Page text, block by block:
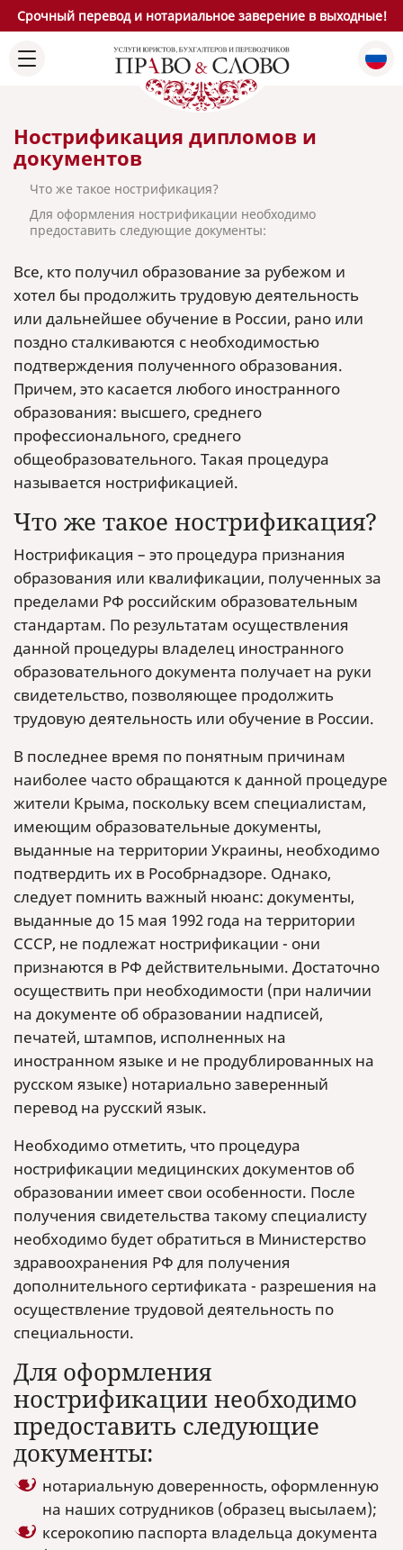
Срочный перевод и нотариальное заверение в выходные!
Нострификация дипломов и
документов
Что же такое нострификация?
Для оформления нострификации необходимо
предоставить следующие документы:
Все, кто получил образование за рубежом и
хотел бы продолжить трудовую деятельность
или дальнейшее обучение в России, рано или
поздно сталкиваются с необходимостью
подтверждения полученного образования.
Причем, это касается любого иностранного
образования: высшего, среднего
профессионального, среднего
общеобразовательного. Такая процедура
называется нострификацией.
Что же такое нострификация?
Нострификация – это процедура признания
образования или квалификации, полученных за
пределами РФ российским образовательным
стандартам. По результатам осуществления
данной процедуры владелец иностранного
образовательного документа получает на руки
свидетельство, позволяющее продолжить
трудовую деятельность или обучение в России.
В последнее время по понятным причинам
наиболее часто обращаются к данной процедуре
жители Крыма, поскольку всем специалистам,
имеющим образовательные документы,
выданные на территории Украины, необходимо
подтвердить их в Рособрнадзоре. Однако,
следует помнить важный нюанс: документы,
выданные до 15 мая 1992 года на территории
СССР, не подлежат нострификации - они
признаются в РФ действительными. Достаточно
осуществить при необходимости (при наличии
на документе об образовании надписей,
печатей, штампов, исполненных на
иностранном языке и не продублированных на
русском языке) нотариально заверенный
перевод на русский язык.
Необходимо отметить, что процедура
нострификации медицинских документов об
образовании имеет свои особенности. После
получения свидетельства такому специалисту
необходимо будет обратиться в Министерство
здравоохранения РФ для получения
дополнительного сертификата - разрешения на
осуществление трудовой деятельность по
специальности.
Для оформления
нострификации необходимо
предоставить следующие
документы:
нотариальную доверенность, оформленную
на наших сотрудников (образец высылаем);
ксерокопию паспорта владельца документа